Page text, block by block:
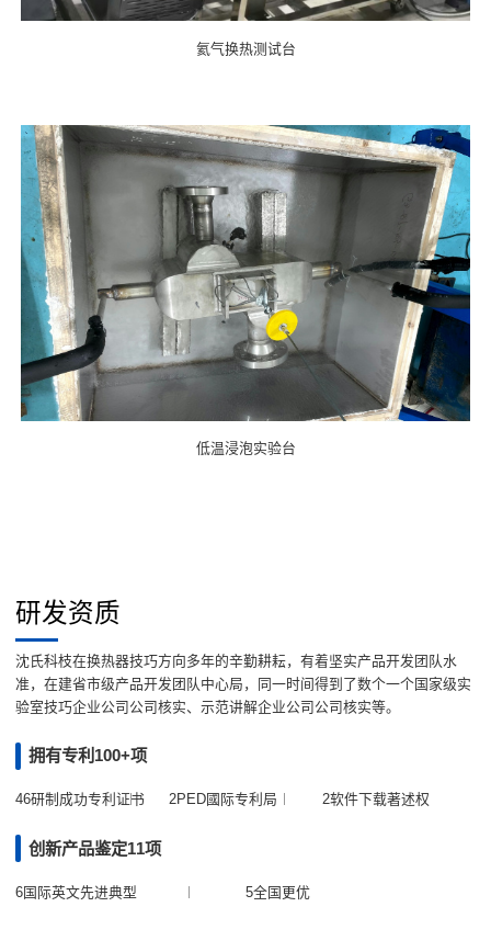
氦气换热测试台
低温浸泡实验台
研发资质
沈氏科枝在换热器技巧方向多年的辛勤耕耘，有着坚实产品开发团队水
准，在建省市级产品开发团队中心局，同一时间得到了数个一个国家级实
验室技巧企业公司公司核实、示范讲解企业公司公司核实等。
拥有专利100+项
46研制成功专利证书 2PED國际专利局 2软件下载著述权
创新产品鉴定11项
6国际英文先进典型 5全国更优